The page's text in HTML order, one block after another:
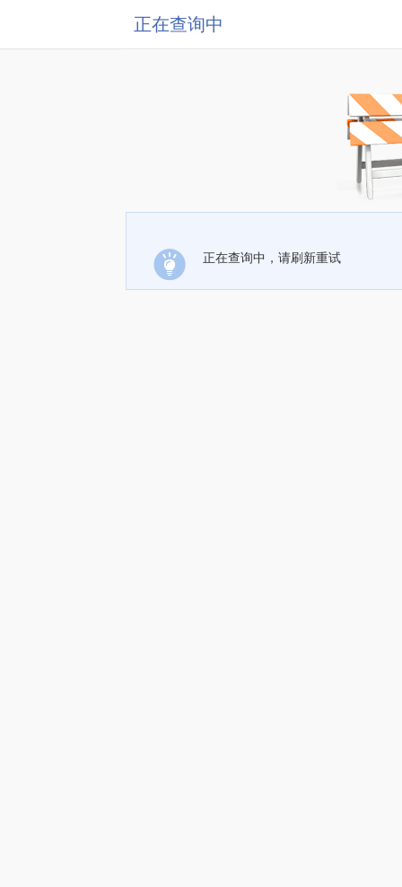
正在查询中
正在查询中，请刷新重试